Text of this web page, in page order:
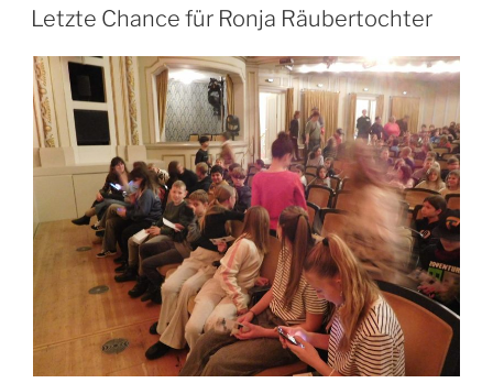
AM
Letzte Chance für Ronja Räubertochter